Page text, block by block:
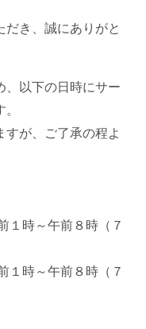
き、誠にありがと
、以下の日時にサー
すが、ご了承の程よ
時～午前８時（７
時～午前８時（７